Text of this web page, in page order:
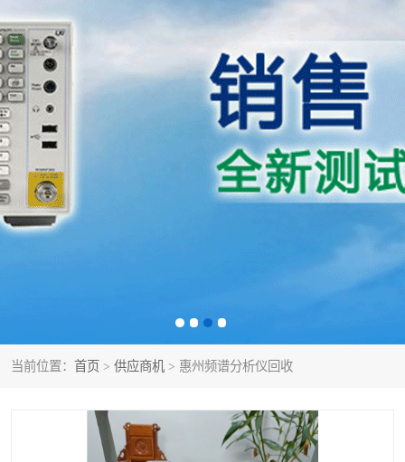
当前位置： 首页 > 供应商机 > 惠州频谱分析仪回收
电阻-功率计 频谱分析仪
万用表 综合测试仪
蓝牙测试仪 网络分析仪
过程校验仪 电桥测试仪
泰克示波器
函数信号发生器
校准仪 阻抗分析仪